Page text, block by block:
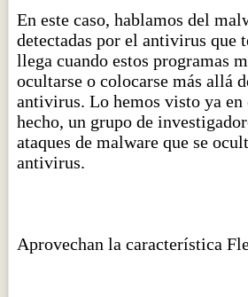
En este caso, hablamos del
detectadas por el antivirus que
llega cuando estos programas
ocultarse o colocarse más allá
antivirus. Lo hemos visto ya en
hecho, un grupo de
ataques de malware que se
antivirus.
Aprovechan la característica